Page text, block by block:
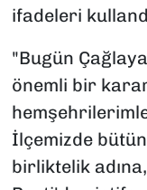
ifadeleri
"Bugün
önemli bir
İlçemizde
birliktelik